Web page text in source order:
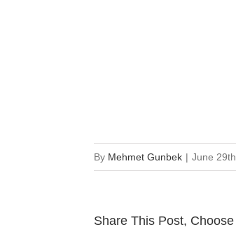
By Mehmet Gunbek | June
Share This Post,